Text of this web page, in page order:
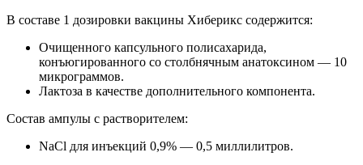
В составе 1 дозировки вакцины Хиберикс содержится:
Очищенного капсульного полисахарида,
конъюгированного со столбнячным анатоксином — 10
микрограммов.
Лактоза в качестве дополнительного компонента.
Состав ампулы с растворителем:
NaCl для инъекций 0,9% — 0,5 миллилитров.